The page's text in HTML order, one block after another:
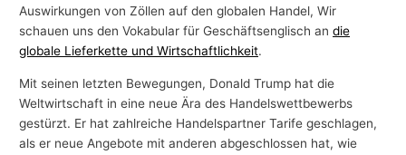
Auswirkungen von Zöllen auf den globalen Handel, Wir
schauen uns den Vokabular für Geschäftsenglisch andie
globale Lieferkette und Wirtschaftlichkeit.
Mit seinen letzten Bewegungen, Donald Trump hat die
Weltwirtschaft in eine neue Ära des Handelswettbewerbs
gestürzt. Er hat zahlreiche Handelspartner Tarife geschlagen,
als er neue Angebote mit anderen abgeschlossen hat, wie